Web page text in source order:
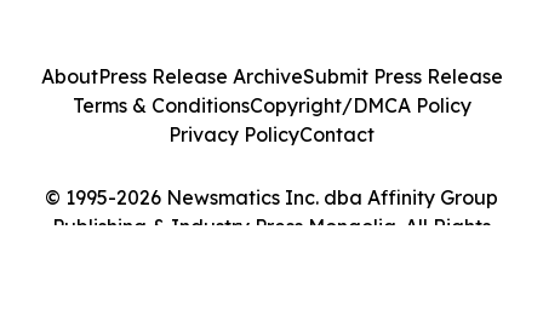
© 1995-2026 Newsmatics Inc. dba Affinity Group
Publishing & Industry Press Mongolia. All Rights
AboutPress Release ArchiveSubmit Press Release
Terms & ConditionsCopyright/DMCA Policy
Privacy PolicyContact